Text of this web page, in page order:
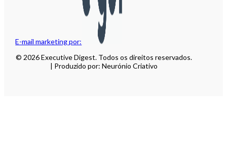
E-mail marketing por:
© 2026 Executive Digest. Todos os direitos reservados.
| Produzido por: Neurónio Criativo